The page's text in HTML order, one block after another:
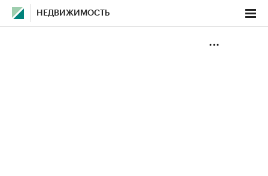
НЕДВИЖИМОСТЬ